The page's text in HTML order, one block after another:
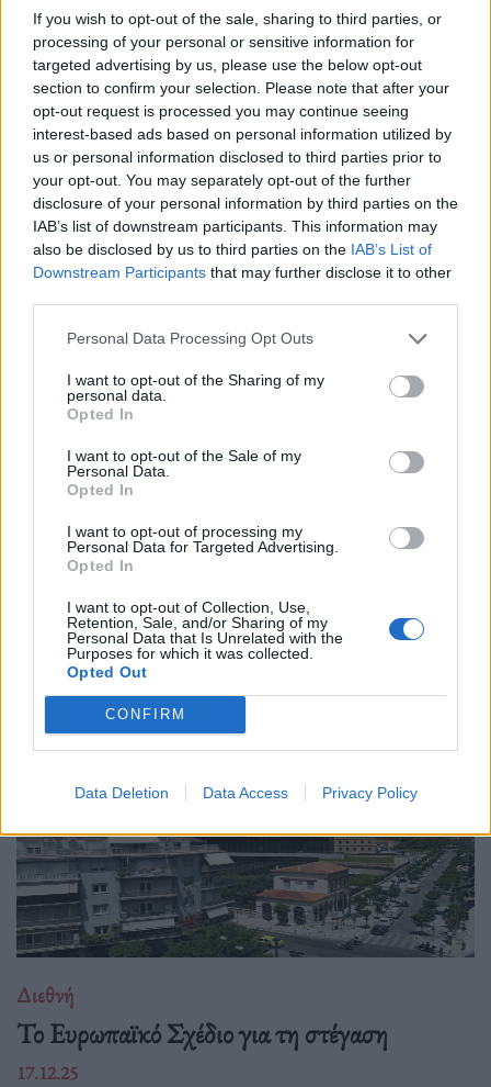
If you wish to opt-out of the sale, sharing to third parties, or
processing of your personal or sensitive information for
targeted advertising by us, please use the below opt-out
section to confirm your selection. Please note that after your
opt-out request is processed you may continue seeing
interest-based ads based on personal information utilized by
us or personal information disclosed to third parties prior to
your opt-out. You may separately opt-out of the further
disclosure of your personal information by third parties on the
IAB’s list of downstream participants. This information may
also be disclosed by us to third parties on the IAB’s List of
Downstream Participants that may further disclose it to other
Personal Data Processing Opt Outs
I want to opt-out of the Sharing of my
personal data.
Opted In
I want to opt-out of the Sale of my
Personal Data.
Opted In
I want to opt-out of processing my
Personal Data for Targeted Advertising.
Opted In
I want to opt-out of Collection, Use,
Retention, Sale, and/or Sharing of my
Personal Data that Is Unrelated with the
Purposes for which it was collected.
Opted Out
CONFIRM
Data Deletion Data Access Privacy Policy
Στην πρώτη του εγκύκλιο "Magnifica Humanitas", ο Πάπας
Λέων ΙΔ’ χρησιμοποιεί την ΤΝ ως αφετηρία για να
καταγγείλει την ανισότητα, τον πόλεμο, τη διάβρωση της
δημοκρατίας και τη συγκέντρωση εξουσίας σε
Διεθνή
Το “Ευρωβαρόμετρο” επιβεβαιώνει την
αβεβαιότητα των πολιτών της Ευρώπης
04.02.26
Το νέο "Ευρωβαρόμετρο" καταγράφει με ψυχρή ακρίβεια αυτή
την αντίφαση. Oι πολίτες που ανησυχούν βαθιά για πολέμους,
ακρίβεια και αποσταθεροποίηση, αλλά ταυτόχρονα ζητούν μια
πιο δυνατή, πιο παρούσα Ευ
Διεθνή
Το Ευρωπαϊκό Σχέδιο για τη στέγαση
17.12.25